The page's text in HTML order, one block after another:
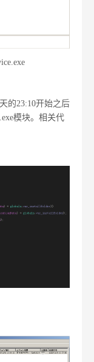
的23:10开始之后
模块。相关代